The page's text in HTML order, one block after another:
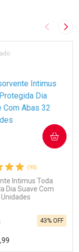
Imagem
(95)
Intimus Toda
Dia Suave Com
,99
43% OFF
COMPRAR